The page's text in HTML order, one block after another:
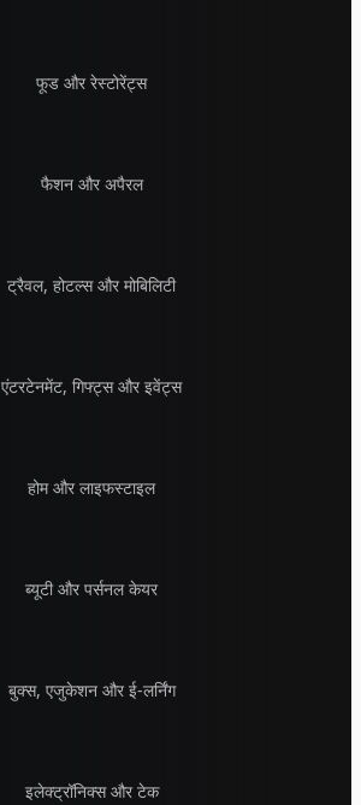
फूड और रेस्टोरेंट्स
फैशन और अपैरल
ट्रैवल, होटल्स और मोबिलिटी
एंटरटेनमेंट, गिफ्ट्स और इवेंट्स
होम और लाइफस्टाइल
ब्यूटी और पर्सनल केयर
बुक्स, एजुकेशन और ई-लर्निंग
इलेक्ट्रॉनिक्स और टेक